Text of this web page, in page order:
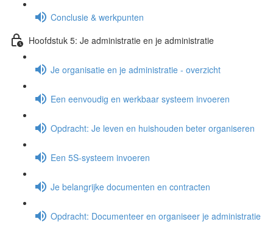
Conclusie & werkpunten
Hoofdstuk 5: Je administratie en je administratie
Je organisatie en je administratie - overzicht
Een eenvoudig en werkbaar systeem invoeren
Opdracht: Je leven en huishouden beter organiseren
Een 5S-systeem invoeren
Je belangrijke documenten en contracten
Opdracht: Documenteer en organiseer je administratie